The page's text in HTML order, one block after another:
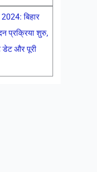
बिहार
प्रक्रिया शुरु,
डेट और पूरी